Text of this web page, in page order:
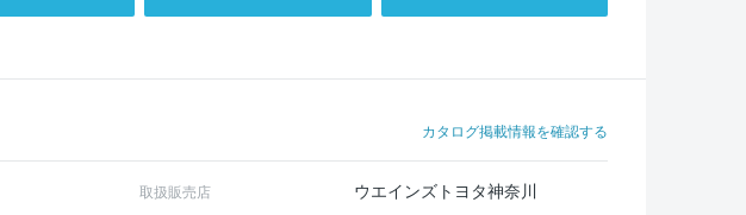
カタログ掲載情報を確認する
取扱販売店 ウエインズトヨタ神奈川